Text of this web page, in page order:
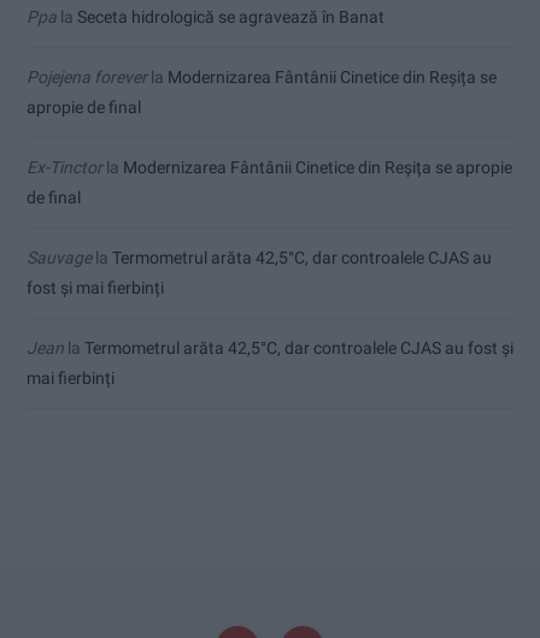
Ppa la Seceta hidrologică se agravează în Banat
Pojejena foreverla Modernizarea Fântânii Cinetice din Reșița se
apropie de final
Ex-Tinctorla Modernizarea Fântânii Cinetice din Reșița se apropie
de final
Sauvagela Termometrul arăta 42,5°C, dar controalele CJAS au
fost și mai fierbinți
Jean la Termometrul arăta 42,5°C, dar controalele CJAS au fost și
mai fierbinți